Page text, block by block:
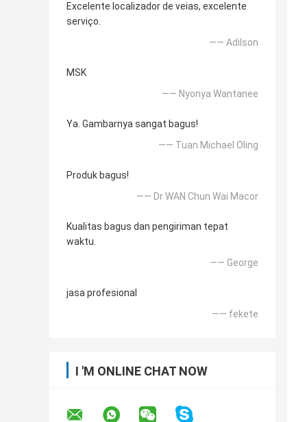
Excelente localizador de veias, excelente
serviço.
—— Adilson
MSK
—— Nyonya Wantanee
Ya. Gambarnya sangat bagus!
—— Tuan Michael Oling
Produk bagus!
—— Dr WAN Chun Wai Macor
Kualitas bagus dan pengiriman tepat
waktu.
—— George
jasa profesional
—— fekete
I 'M ONLINE CHAT NOW